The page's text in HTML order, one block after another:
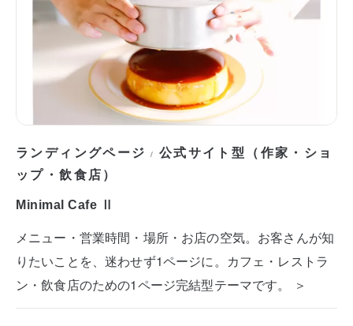
ランディングページ / 公式サイト型（作家・ショ
ップ・飲食店）
Minimal Cafe Ⅱ
メニュー・営業時間・場所・お店の空気。お客さんが知
りたいことを、迷わせず1ページに。カフェ・レストラ
ン・飲食店のための1ページ完結型テーマです。 ＞